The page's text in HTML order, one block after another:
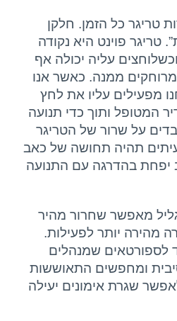
טריגר כל הזמן. חלקן
טריגר פוינט היא נקודה
עליה יכולה אף
מרוחקים ממנה. כאשר אנו
מפעילים עליו את לחץ
המטופל ותוך כדי תנועה
על שרור של הטריגר
תהיה תחושה של כאב
יפחת בהדרגה עם התנועה
מאפשר שחרור מהיר
מהירה יותר לפעילות.
שמנהלים
ומחפשים התאוששות
שגרת אימונים יעילה